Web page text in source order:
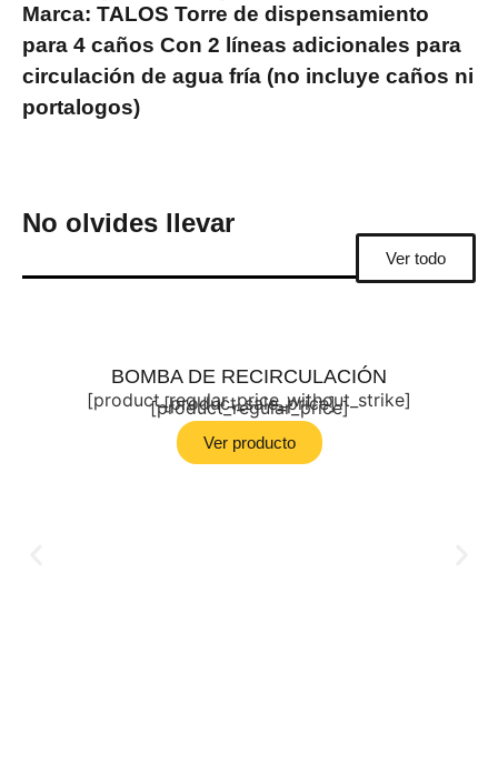
Marca: TALOS Torre de dispensamiento
para 4 caños Con 2 líneas adicionales para
circulación de agua fría (no incluye caños ni
portalogos)
No olvides llevar
Ver todo
BOMBA DE RECIRCULACIÓN
[product_regular_price_without_strike]
[product_sale_price]
[product_regular_price]
Ver producto